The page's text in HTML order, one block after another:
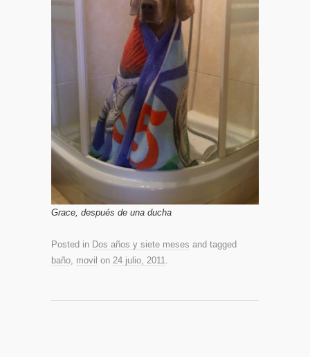
Grace, después de una ducha
Posted in Dos años y siete meses and tagged
baño movil on 24 julio, 2011